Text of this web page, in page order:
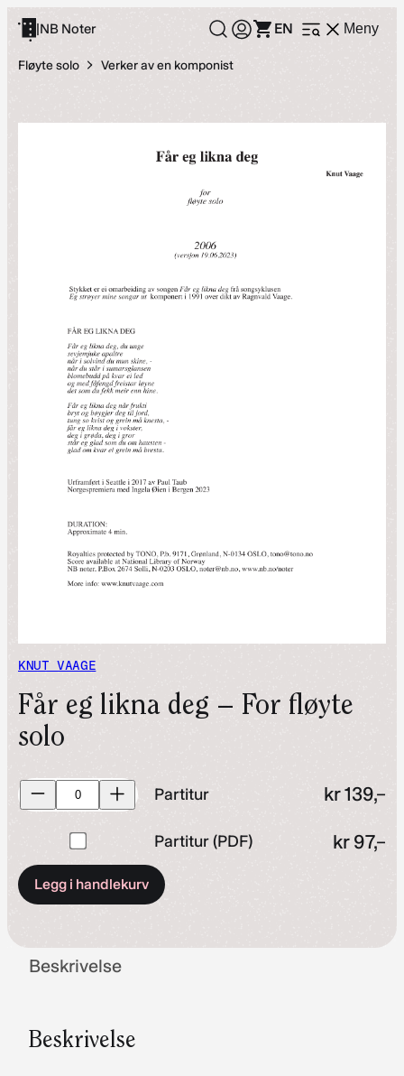
Hopp
innhold
|NB Noter EN Meny
Åpne
Fløyte solo
Verker av en komponist
KNUT VAAGE
Får eg likna deg – For fløyte
solo
Partitur
antall
Partitur kr139,–
Kjøp
en
av
for
Partitur (PDF) kr97,–
Legg i handlekurv
Beskrivelse
Beskrivelse